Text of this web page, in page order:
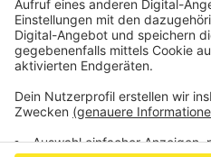
Anzeige